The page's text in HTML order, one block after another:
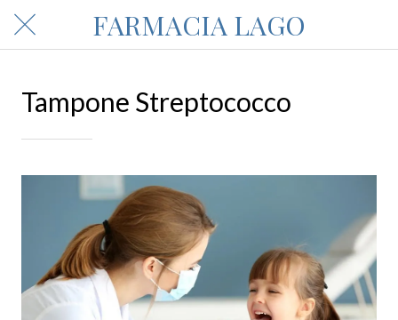
FARMACIA LAGO
Tampone Streptococco